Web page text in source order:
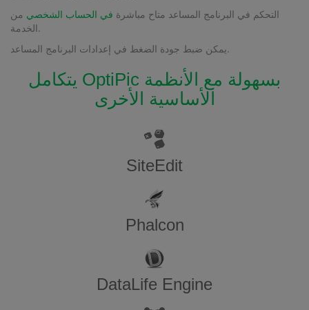
التحكم في البرنامج المساعد متاح مباشرة في الحساب الشخصي من
الخدمة.
يمكن ضبط جودة الضغط في إعدادات البرنامج المساعد.
يتكامل OptiPic بسهولة مع الأنظمة
الأساسية الأخرى
SiteEdit
Phalcon
DataLife Engine